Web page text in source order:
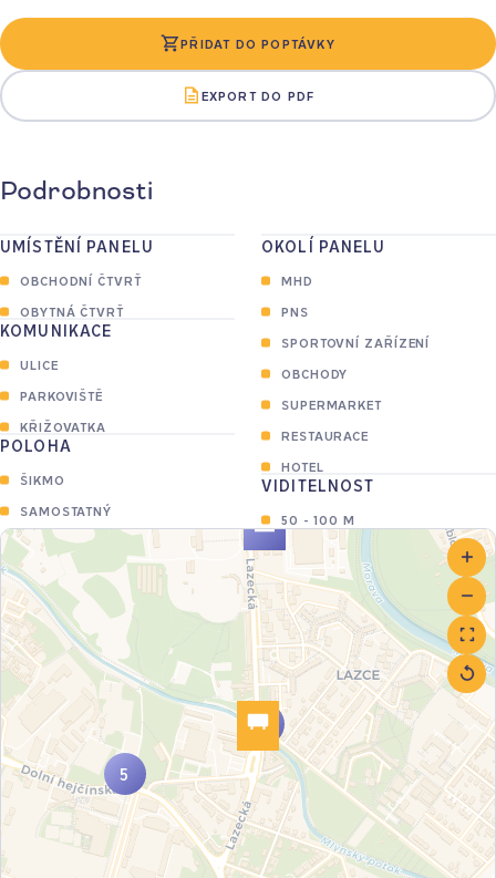
PŘIDAT DO POPTÁVKY
EXPORT DO PDF
Podrobnosti
UMÍSTĚNÍ PANELU
OBCHODNÍ ČTVRŤ
OBYTNÁ ČTVRŤ
KOMUNIKACE
ULICE
PARKOVIŠTĚ
KŘIŽOVATKA
POLOHA
ŠIKMO
SAMOSTATNÝ
OKOLÍ PANELU
MHD
PNS
SPORTOVNÍ ZAŘÍZENÍ
OBCHODY
SUPERMARKET
RESTAURACE
HOTEL
VIDITELNOST
50 - 100 M
2
5